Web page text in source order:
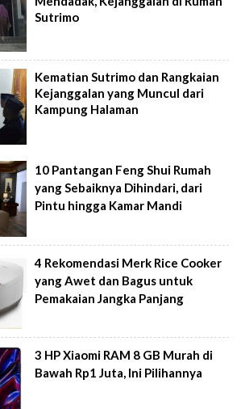
Sutrimo
Kematian Sutrimo dan Rangkaian
Kejanggalan yang Muncul dari
Kampung Halaman
10 Pantangan Feng Shui Rumah
yang Sebaiknya Dihindari, dari
Pintu hingga Kamar Mandi
4 Rekomendasi Merk Rice Cooker
yang Awet dan Bagus untuk
Pemakaian Jangka Panjang
3 HP Xiaomi RAM 8 GB Murah di
Bawah Rp1 Juta, Ini Pilihannya